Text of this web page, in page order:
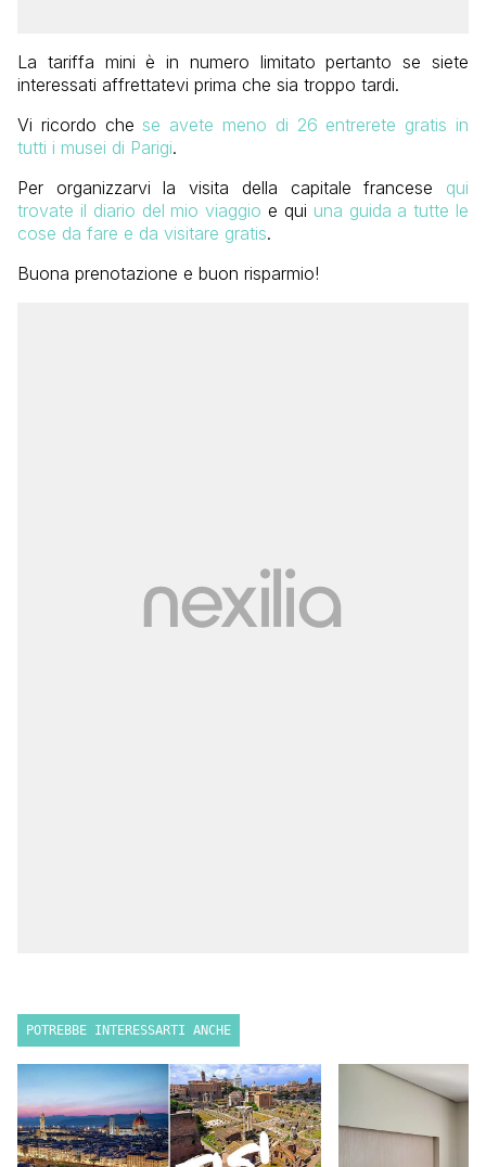
La tariffa mini è in numero limitato pertanto se siete
interessati affrettatevi prima che sia troppo tardi.
Vi ricordo che se avete meno di 26 entrerete gratis in
tutti i musei di Parigi.
Per organizzarvi la visita della capitale francese qui
trovate il diario del mio viaggio e qui una guida a tutte le
cose da fare e da visitare gratis.
Buona prenotazione e buon risparmio!
POTREBBE INTERESSARTI ANCHE